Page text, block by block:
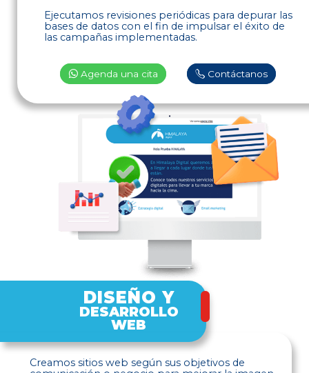
Ejecutamos revisiones periódicas para depurar las
bases de datos con el fin de impulsar el éxito de
las campañas implementadas.
Agenda una cita Contáctanos
DISEÑO Y
DESARROLLO
WEB
Creamos sitios web según sus objetivos de